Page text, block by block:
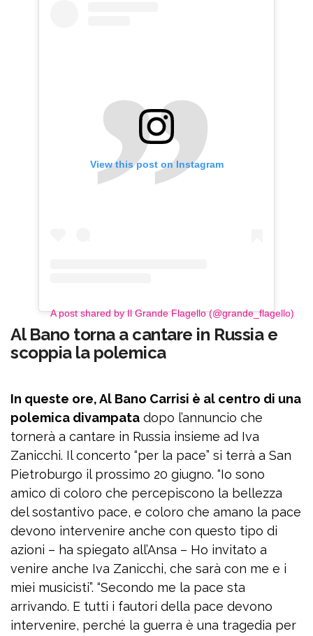
View this post on Instagram
A post shared by Il Grande Flagello (@grande_flagello)
Al Bano torna a cantare in Russia e
scoppia la polemica
In queste ore, Al Bano Carrisi è al centro di una
polemica divampata dopo l’annuncio che
tornerà a cantare in Russia insieme ad Iva
Zanicchi. Il concerto “per la pace” si terrà a San
Pietroburgo il prossimo 20 giugno. “Io sono
amico di coloro che percepiscono la bellezza
del sostantivo pace, e coloro che amano la pace
devono intervenire anche con questo tipo di
azioni – ha spiegato all’Ansa – Ho invitato a
venire anche Iva Zanicchi, che sarà con me e i
miei musicisti”. “Secondo me la pace sta
arrivando. E tutti i fautori della pace devono
intervenire, perché la guerra è una tragedia per